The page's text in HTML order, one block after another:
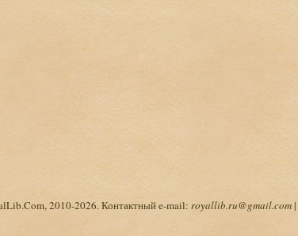
2010-2026. Контактный e-mail: royallib.ru@gmail.com|